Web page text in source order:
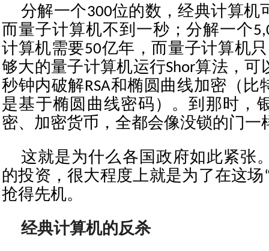
分解一个300位的数，经典计算机
而量子计算机不到一秒；分解一个
计算机需要50亿年，而量子计算机
够大的量子计算机运行Shor算法，可
秒钟内破解RSA和椭圆曲线加密（比
是基于椭圆曲线密码）。到那时，
密、加密货币，全都会像没锁的门一
这就是为什么各国政府如此紧张
的投资，很大程度上就是为了在这场
抢得先机。
经典计算机的反杀